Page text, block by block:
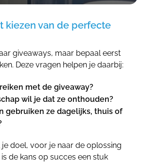
kiezen van de perfecte
giveaways, maar bepaal eerst
Deze vragen helpen je daarbij:
met de giveaway?
wil je dat ze onthouden?
gebruiken ze dagelijks, thuis of
doel, voor je naar de oplossing
de kans op succes een stuk